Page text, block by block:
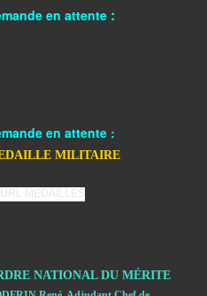
en attente :
en attente :
MILITAIRE
NATIONAL DU MÉRITE